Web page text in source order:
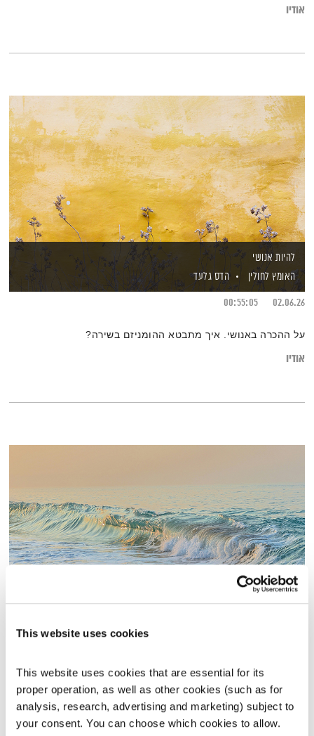
This website uses cookies
This website uses cookies that are essential for its
proper operation, as well as other cookies (such as for
analysis, research, advertising and marketing) subject to
your consent. You can choose which cookies to allow.
אודיו
להיות אנושי
האומץ לחולין
הדס גלעד
02.06.26
00:55:05
על ההכרה באנושי. איך מתבטא ההומניזם בשירה?
אודיו
מבט וראי
לראות את האחר – על פורטרטים בשירה
אודיו